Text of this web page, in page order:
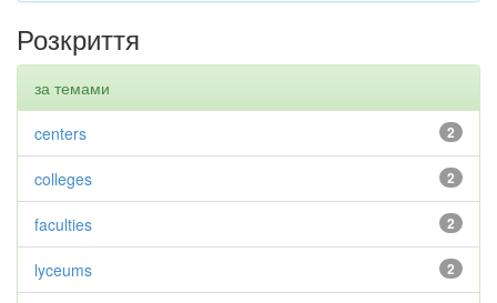
Розкриття
за темами
2
centers
2
colleges
2
faculties
2
lyceums